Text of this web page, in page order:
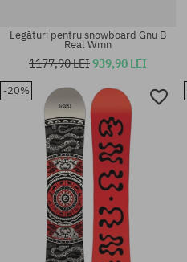
Legături pentru snowboard Gnu B
Real Wmn
1177,90 LEI939,90 LEI
-20%